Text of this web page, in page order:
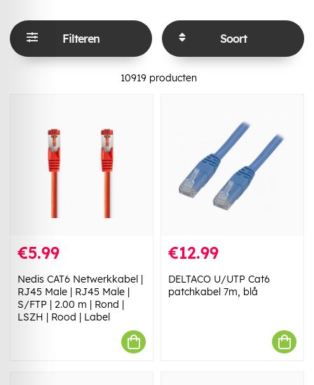
Filteren Soort
10919producten
€5.99
Nedis CAT6 Netwerkkabel |
RJ45 Male | RJ45 Male |
S/FTP | 2.00 m | Rond |
LSZH | Rood | Label
€12.99
DELTACO U/UTP Cat6
patchkabel 7m, blå